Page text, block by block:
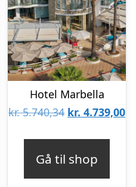
Hotel Marbella
kr.5.740,34 Den
kr. 4.739,00
Gå til shop